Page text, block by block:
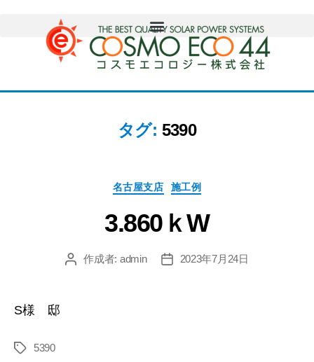
タグ: 5390
名古屋支店 施工例
3.860ｋW
作成者: admin 2023年7月24日
S様 邸
5390